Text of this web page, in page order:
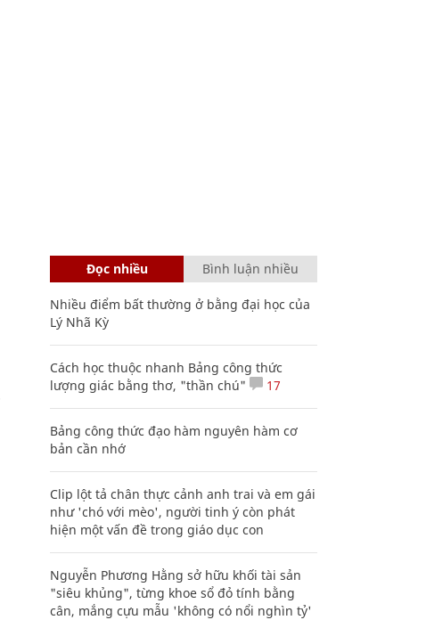
Đọc nhiều Bình luận nhiều
Nhiều điểm bất thường ở bằng đại học của
Lý Nhã Kỳ
Cách học thuộc nhanh Bảng công thức
lượng giác bằng thơ, "thần chú"
17
Bảng công thức đạo hàm nguyên hàm cơ
bản cần nhớ
Clip lột tả chân thực cảnh anh trai và em gái
như 'chó với mèo', người tinh ý còn phát
hiện một vấn đề trong giáo dục con
Nguyễn Phương Hằng sở hữu khối tài sản
"siêu khủng", từng khoe sổ đỏ tính bằng
cân, mắng cựu mẫu 'không có nổi nghìn tỷ'